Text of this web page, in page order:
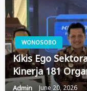
WONOSOBO
Kikis Ego
Kinerja 181
Admin June 20, 2026